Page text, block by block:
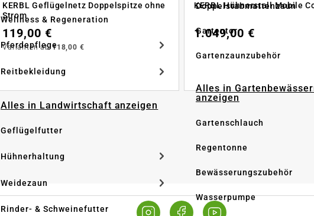
Wellness & Regeneration
Pferdepflege
Reitbekleidung
Alles in Landwirtschaft anzeigen
Geflügelfutter
Hühnerhaltung
Weidezaun
Rinder- & Schweinefutter
Doppelstabmattenzaun
Gartentor
Gartenzaunzubehör
Alles in
anzeigen
Gartenschlauch
Regentonne
Bewässerungszubehör
Wasserpumpe
KERBL Geflügelnetz Doppelspitze ohne
Strom
119,00 €
Varianten ab118,00 €
KERBL Hühnerstall Mobile
1.049,00 €